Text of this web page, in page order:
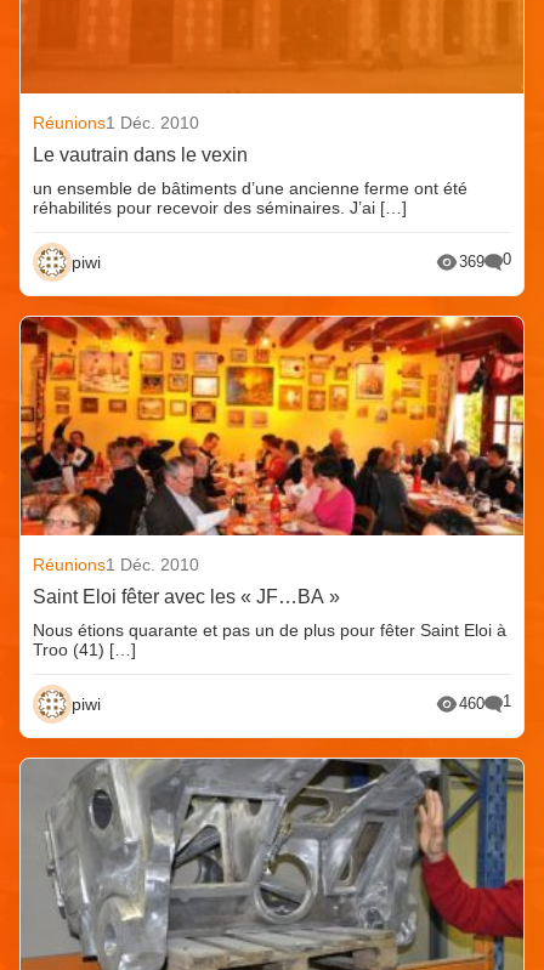
Réunions1 Déc. 2010
Le vautrain dans le vexin
un ensemble de bâtiments d’une ancienne ferme ont été
réhabilités pour recevoir des séminaires. J’ai […]
piwi 369 0
Réunions1 Déc. 2010
Saint Eloi fêter avec les « JF…BA »
Nous étions quarante et pas un de plus pour fêter Saint Eloi à
Troo (41) […]
piwi 460 1